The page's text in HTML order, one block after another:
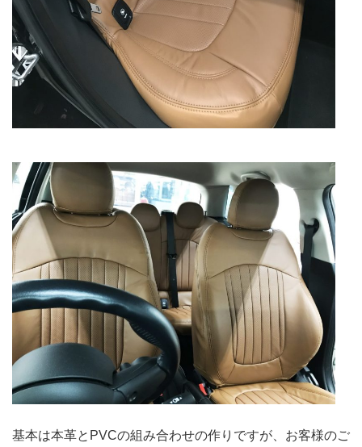
基本は本革とPVCの組み合わせの作りですが、お客様のご